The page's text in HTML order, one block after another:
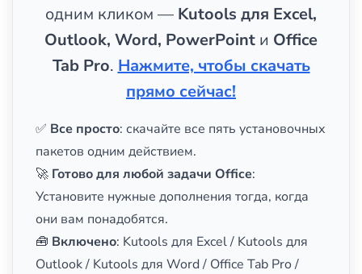
одним кликом — Kutools для Excel,
Outlook, Word, PowerPoint и Office
Tab Pro. Нажмите, чтобы скачать
прямо сейчас!
✅ Все просто: скачайте все пять установочных
пакетов одним действием.
🚀 Готово для любой задачи Office:
Установите нужные дополнения тогда, когда
они вам понадобятся.
🧰 Включено: Kutools для Excel / Kutools для
Outlook / Kutools для Word / Office Tab Pro /